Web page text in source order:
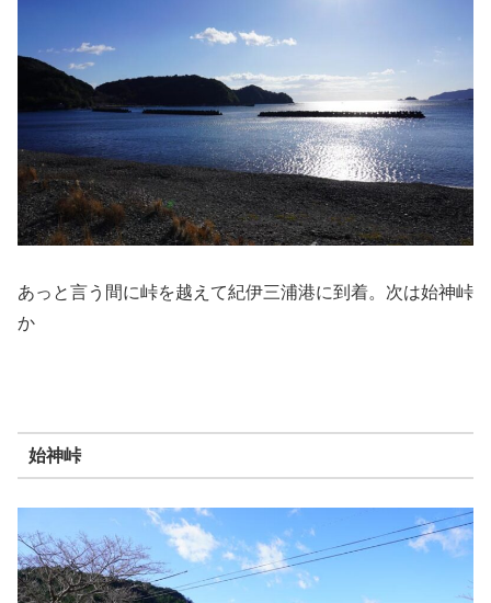
あっと言う間に峠を越えて紀伊三浦港に到着。次は始神峠
か
始神峠